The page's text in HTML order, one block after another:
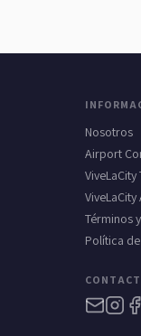
Nosotros
Airport
Términos
Política